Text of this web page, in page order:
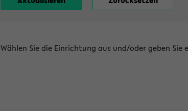
Wählen Sie die Einrichtung aus und/oder geben Sie